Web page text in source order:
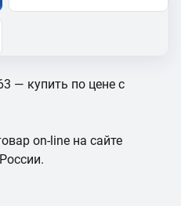
— купить по цене с
on-line на сайте